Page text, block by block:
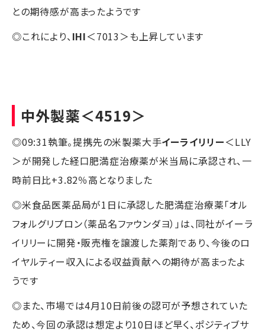
との期待感が高まったようです
◎これにより、 IHI＜7013＞も上昇しています
中外製薬＜4519＞
◎09:31執筆。提携先の米製薬大手イーライリリー＜LLY
＞が開発した経口肥満症治療薬が米当局に承認され、一
時前日比+3.82％高となりました
◎米食品医薬品局が1日に承認した肥満症治療薬「オル
フォルグリプロン（薬品名ファウンダヨ）」は、同社がイーラ
イリリーに開発・販売権を譲渡した薬剤であり、今後のロ
イヤルティー収入による収益貢献への期待が高まったよ
うです
◎また、市場では4月10日前後の認可が予想されていた
ため、今回の承認は想定より10日ほど早く、ポジティブサ